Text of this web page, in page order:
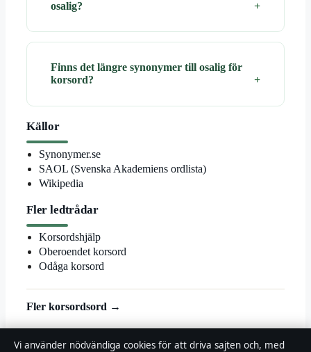
osalig?
Finns det längre synonymer till osalig för
korsord?
Källor
Synonymer.se
SAOL (Svenska Akademiens ordlista)
Wikipedia
Fler ledtrådar
Korsordshjälp
Oberoendet korsord
Odåga korsord
Fler korsordsord →
© 2026 Landsortstidningen
Vi använder nödvändiga cookies för att driva sajten och, med